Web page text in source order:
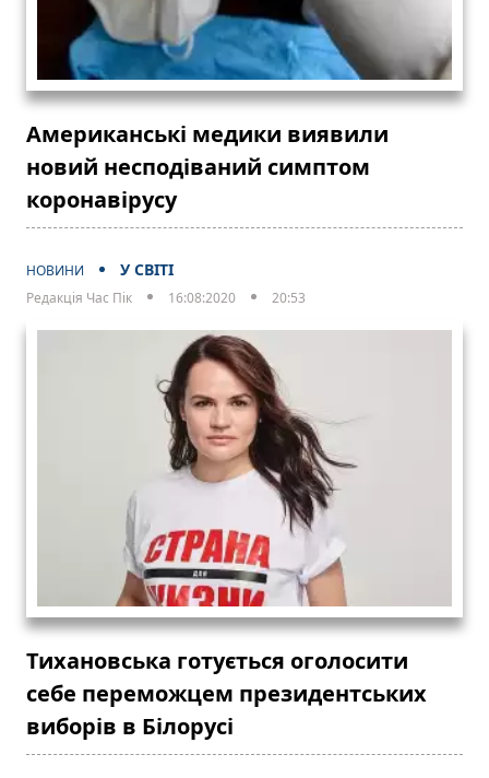
Американські медики виявили
новий несподіваний симптом
коронавірусу
НОВИНИ У СВІТІ
Редакція Час Пік 16:08:2020 20:53
Тихановська готується оголосити
себе переможцем президентських
виборів в Білорусі